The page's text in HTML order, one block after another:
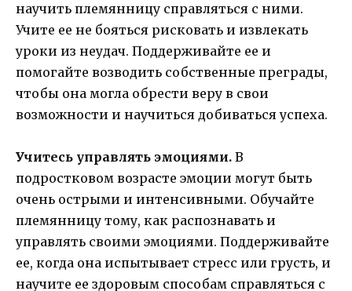
научить племянницу справляться с ними.
Учите ее не бояться рисковать и извлекать
уроки из неудач. Поддерживайте ее и
помогайте возводить собственные преграды,
чтобы она могла обрести веру в свои
возможности и научиться добиваться успеха.
Учитесь управлять эмоциями. В
подростковом возрасте эмоции могут быть
очень острыми и интенсивными. Обучайте
племянницу тому, как распознавать и
управлять своими эмоциями. Поддерживайте
ее, когда она испытывает стресс или грусть, и
научите ее здоровым способам справляться с